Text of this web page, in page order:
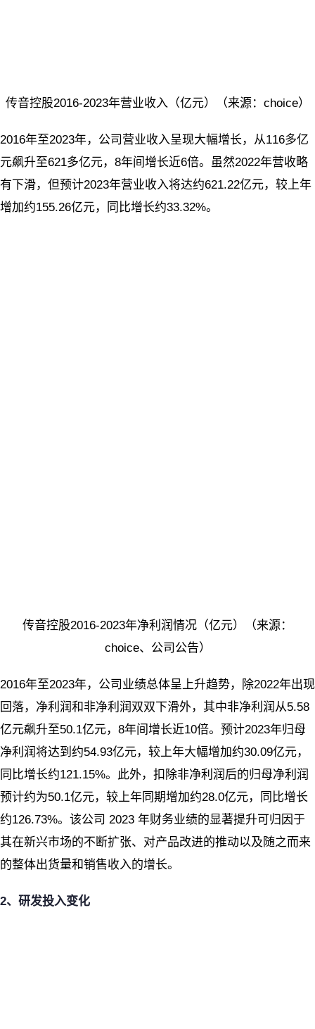
传音控股2016-2023年营业收入（亿元）（来源：choice）
2016年至2023年，公司营业收入呈现大幅增长，从116多亿
元飙升至621多亿元，8年间增长近6倍。虽然2022年营收略
有下滑，但预计2023年营业收入将达约621.22亿元，较上年
增加约155.26亿元，同比增长约33.32%。
传音控股2016-2023年净利润情况（亿元）（来源：
choice、公司公告）
2016年至2023年，公司业绩总体呈上升趋势，除2022年出现
回落，净利润和非净利润双双下滑外，其中非净利润从5.58
亿元飙升至50.1亿元，8年间增长近10倍。预计2023年归母
净利润将达到约54.93亿元，较上年大幅增加约30.09亿元，
同比增长约121.15%。此外，扣除非净利润后的归母净利润
预计约为50.1亿元，较上年同期增加约28.0亿元，同比增长
约126.73%。该公司 2023 年财务业绩的显著提升可归因于
其在新兴市场的不断扩张、对产品改进的推动以及随之而来
的整体出货量和销售收入的增长。
2、研发投入变化